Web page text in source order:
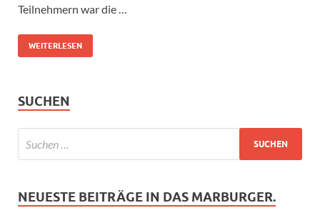
Teilnehmern war die …
WEITERLESEN
SUCHEN
NEUESTE BEITRÄGE IN DAS MARBURGER.